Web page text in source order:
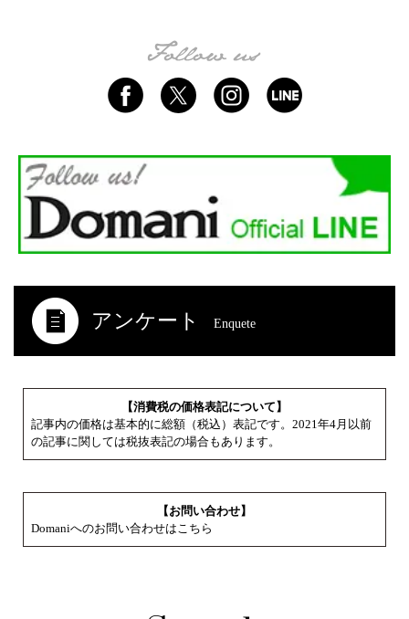
アンケート Enquete
【消費税の価格表記について】
記事内の価格は基本的に総額（税込）表記です。2021年4月以前
の記事に関しては税抜表記の場合もあります。
【お問い合わせ】
Domaniへのお問い合わせはこちら